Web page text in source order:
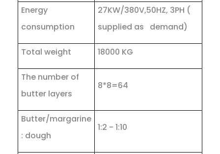
Energy
consumption
27KW/380V,50HZ, 3PH (
supplied as demand)
Total weight 18000 KG
The number of
butter layers
8*8=64
Butter/margarine
: dough
1:2 - 1:10